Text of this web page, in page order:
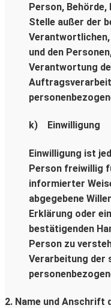
Person,
Stelle außer der
und den
Verantwortung
k) Einwilligung
Einwilligung ist
Person freiwillig
informierter
abgegebene
Erklärung oder
bestätigenden
Person zu
Verarbeitung der
2. Name und Anschrift